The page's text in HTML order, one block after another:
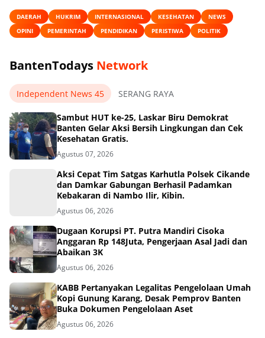
DAERAH HUKRIM INTERNASIONAL KESEHATAN
NEWS
OPINI
PEMERINTAH PENDIDIKAN PERISTIWA POLITIK
BantenTodays Network
Independent News 45 SERANG RAYA
Sambut HUT ke-25, Laskar Biru Demokrat
Banten Gelar Aksi Bersih Lingkungan dan Cek
Kesehatan Gratis.
Agustus 07, 2026
Aksi Cepat Tim Satgas Karhutla Polsek Cikande
dan Damkar Gabungan Berhasil Padamkan
Kebakaran di Nambo Ilir, Kibin.
Agustus 06, 2026
Dugaan Korupsi PT. Putra Mandiri Cisoka
Anggaran Rp 148Juta, Pengerjaan Asal Jadi dan
Abaikan 3K
Agustus 06, 2026
KABB Pertanyakan Legalitas Pengelolaan Umah
Kopi Gunung Karang, Desak Pemprov Banten
Buka Dokumen Pengelolaan Aset
Agustus 06, 2026